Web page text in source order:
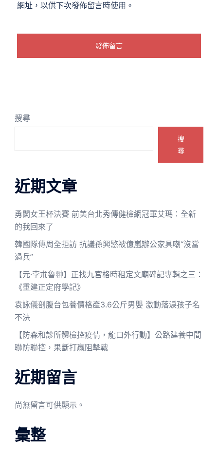
網址，以供下次發佈留言時使用。
搜尋
搜
尋
近期文章
勇闖女王杯決賽 前美台北秀傳健檢網冠軍艾瑪：全新
的我回來了
韓國隊傳周全拒訪 抗議孫興慜被億嵐辦公家具嘲“沒當
過兵”
【元·孛朮魯翀】正找九宮格時租定文廟碑記專輯之三：
《重建正定府學記》
袁詠儀剖腹台包養價格產3.6公斤男嬰 激動落淚孩子名
不決
【防森和診所體檢控疫情，龍口外行動】公路建養中間
聯防聯控，果斷打贏阻擊戰
近期留言
尚無留言可供顯示。
彙整